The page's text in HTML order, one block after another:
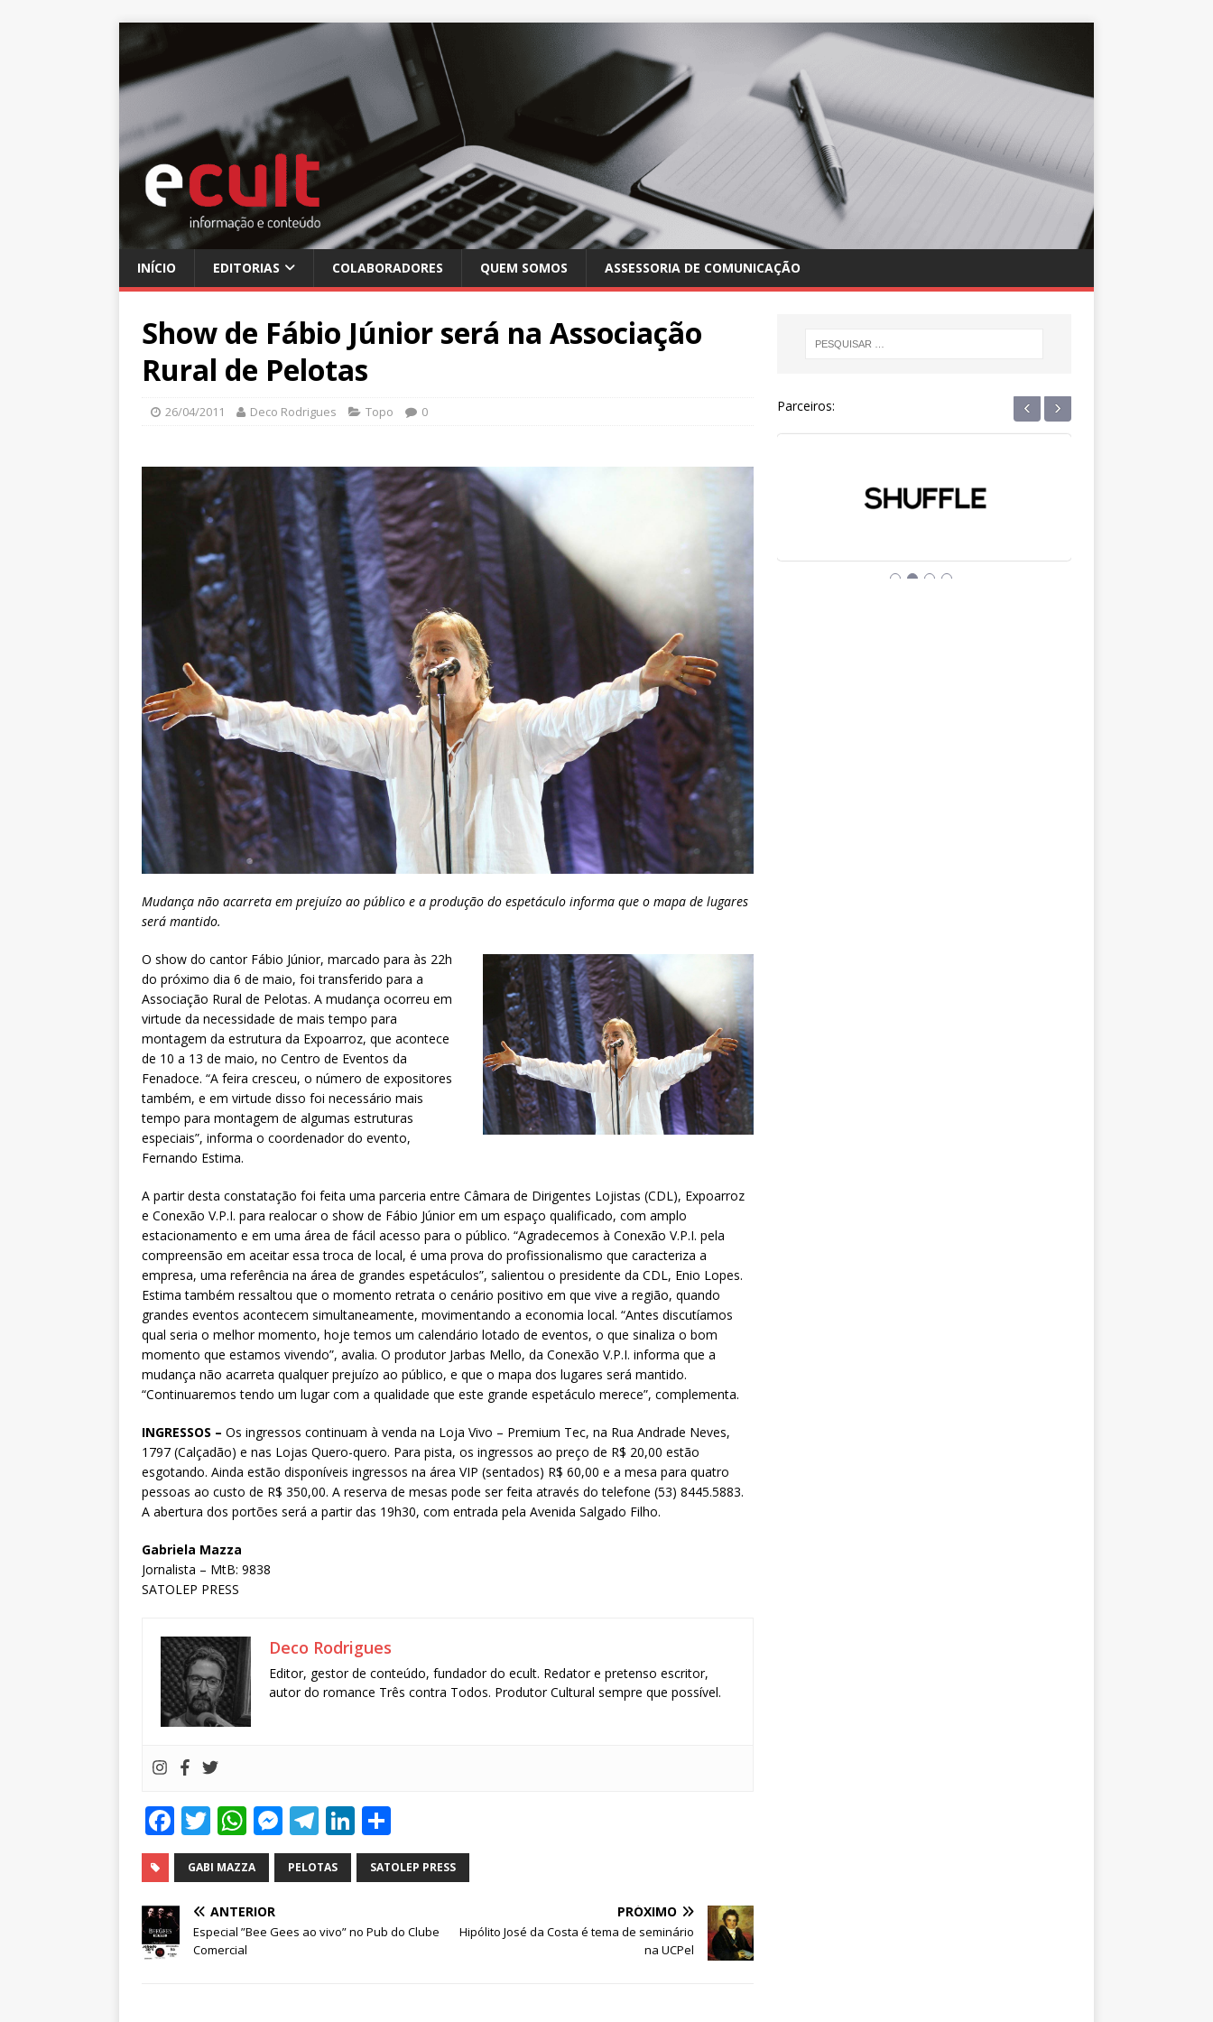
INÍCIO EDITORIAS COLABORADORES QUEM SOMOS ASSESSORIA DE COMUNICAÇÃO
Show de Fábio Júnior será na Associação
Rural de Pelotas
26/04/2011 Deco Rodrigues Topo 0
Mudança não acarreta em prejuízo ao público e a produção do espetáculo informa que o mapa de lugares
será mantido.
O show do cantor Fábio Júnior, marcado para às 22h
do próximo dia 6 de maio, foi transferido para a
Associação Rural de Pelotas. A mudança ocorreu em
virtude da necessidade de mais tempo para
montagem da estrutura da Expoarroz, que acontece
de 10 a 13 de maio, no Centro de Eventos da
Fenadoce. “A feira cresceu, o número de expositores
também, e em virtude disso foi necessário mais
tempo para montagem de algumas estruturas
especiais”, informa o coordenador do evento,
Fernando Estima.
A partir desta constatação foi feita uma parceria entre Câmara de Dirigentes Lojistas (CDL), Expoarroz
e Conexão V.P.I. para realocar o show de Fábio Júnior em um espaço qualificado, com amplo
estacionamento e em uma área de fácil acesso para o público. “Agradecemos à Conexão V.P.I. pela
compreensão em aceitar essa troca de local, é uma prova do profissionalismo que caracteriza a
empresa, uma referência na área de grandes espetáculos”, salientou o presidente da CDL, Enio Lopes.
Estima também ressaltou que o momento retrata o cenário positivo em que vive a região, quando
grandes eventos acontecem simultaneamente, movimentando a economia local. “Antes discutíamos
qual seria o melhor momento, hoje temos um calendário lotado de eventos, o que sinaliza o bom
momento que estamos vivendo”, avalia. O produtor Jarbas Mello, da Conexão V.P.I. informa que a
mudança não acarreta qualquer prejuízo ao público, e que o mapa dos lugares será mantido.
“Continuaremos tendo um lugar com a qualidade que este grande espetáculo merece”, complementa.
INGRESSOS – Os ingressos continuam à venda na Loja Vivo – Premium Tec, na Rua Andrade Neves,
1797 (Calçadão) e nas Lojas Quero-quero. Para pista, os ingressos ao preço de R$ 20,00 estão
esgotando. Ainda estão disponíveis ingressos na área VIP (sentados) R$ 60,00 e a mesa para quatro
pessoas ao custo de R$ 350,00. A reserva de mesas pode ser feita através do telefone (53) 8445.5883.
A abertura dos portões será a partir das 19h30, com entrada pela Avenida Salgado Filho.
Gabriela Mazza
Jornalista – MtB: 9838
SATOLEP PRESS
Deco Rodrigues
Editor, gestor de conteúdo, fundador do ecult. Redator e pretenso escritor,
autor do romance Três contra Todos. Produtor Cultural sempre que possível.
F
a
c
e
b
o
T
w
it
te
r
W
h
at
s
A
M
e
ss
n
T
el
e
ra
Li
n
k
dI
h
ar
GABI MAZZA PELOTAS SATOLEP PRESS
ANTERIOR
Especial ”Bee Gees ao vivo” no Pub do Clube
Comercial
PRÓXIMO
Hipólito José da Costa é tema de seminário
na UCPel
Parceiros: ‹ ›